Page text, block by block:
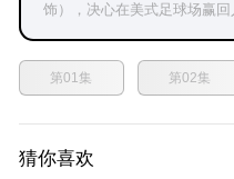
饰），决心在美式足球场赢回
第01集 第02集
猜你喜欢